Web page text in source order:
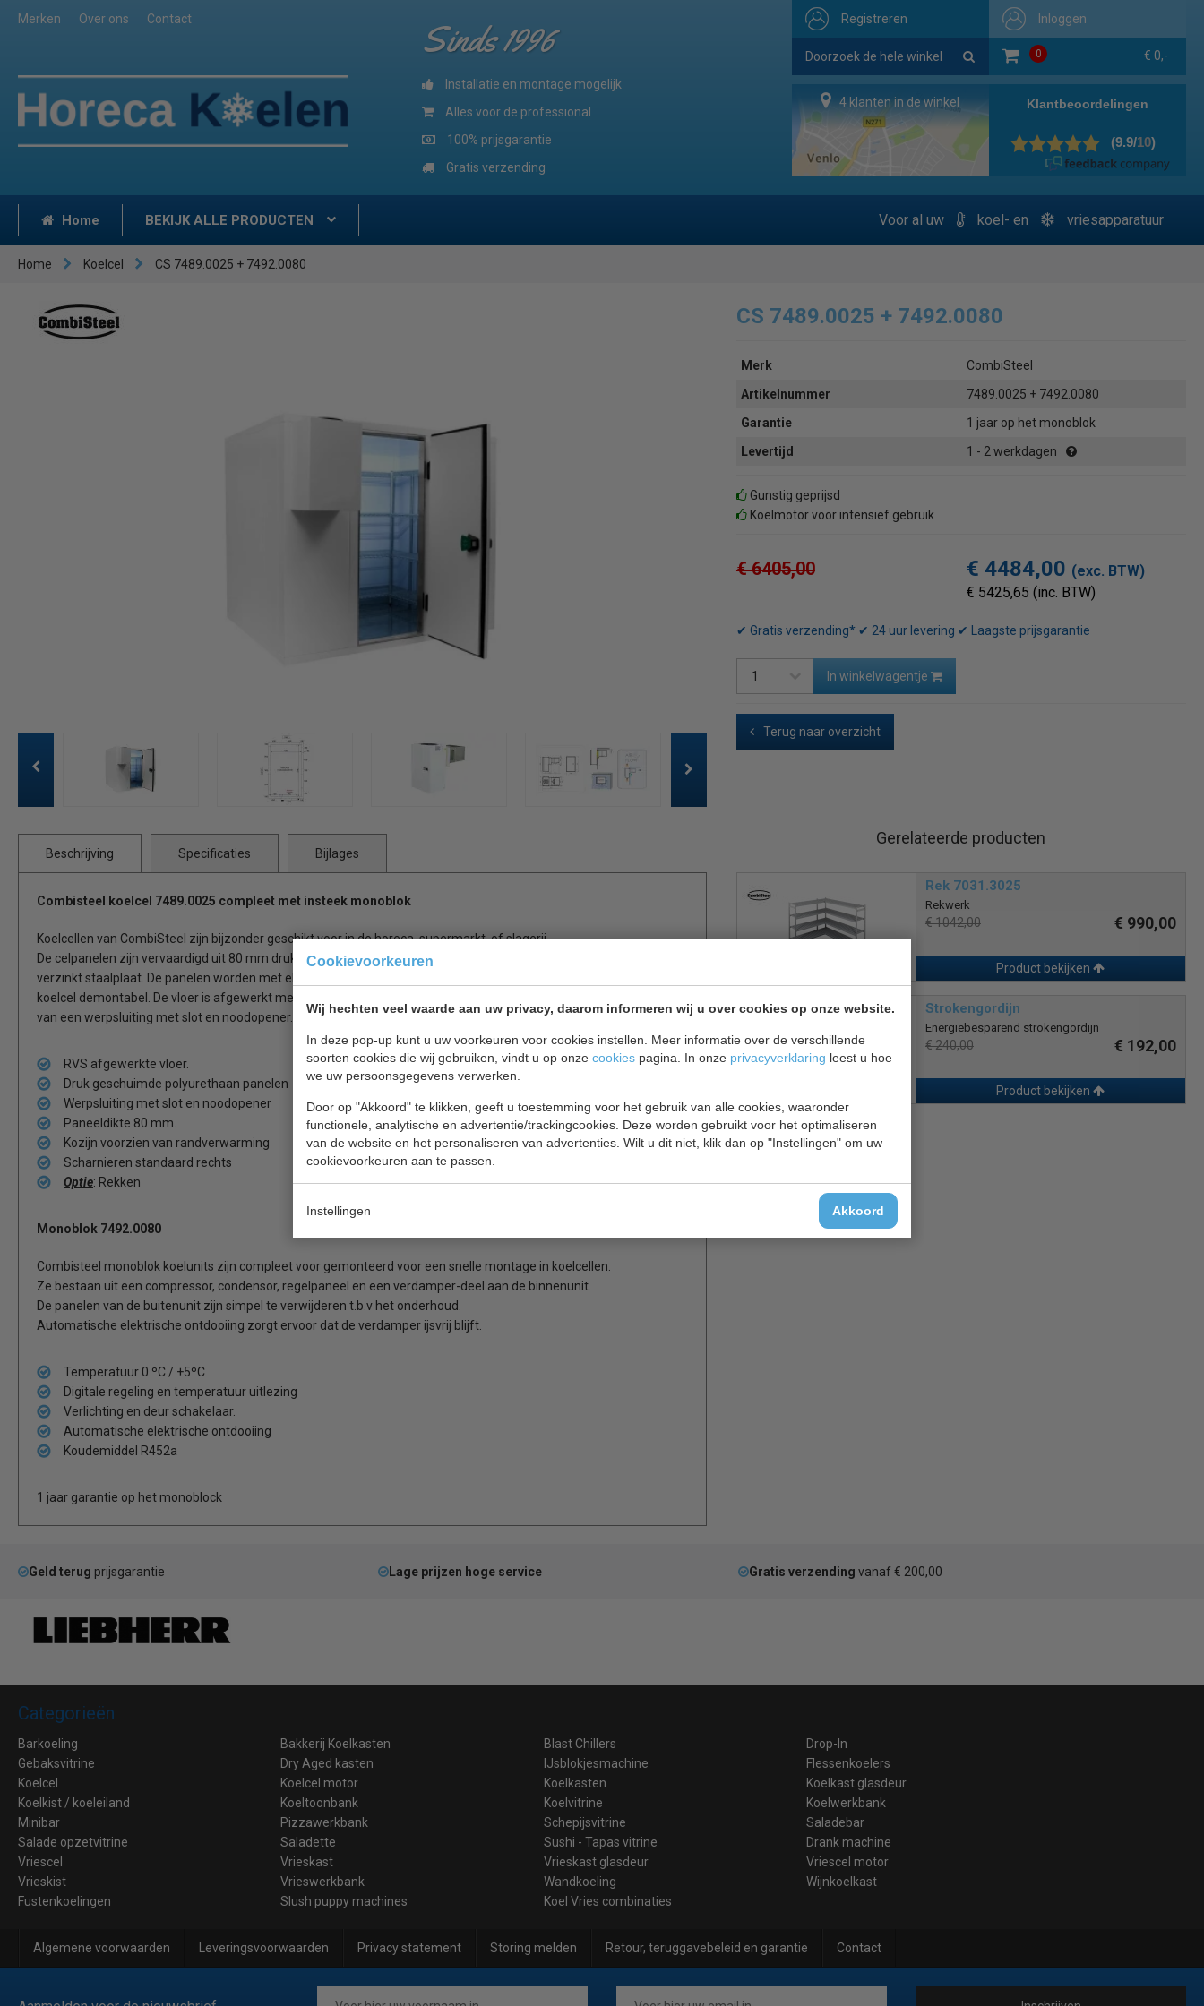
Cookievoorkeuren
Wij hechten veel waarde aan uw privacy, daarom informeren wij u over cookies op onze website.
In deze pop-up kunt u uw voorkeuren voor cookies instellen. Meer informatie over de verschillende
soorten cookies die wij gebruiken, vindt u op onze cookies pagina. In onze privacyverklaring leest u hoe
we uw persoonsgegevens verwerken.
Door op "Akkoord" te klikken, geeft u toestemming voor het gebruik van alle cookies, waaronder
functionele, analytische en advertentie/trackingcookies. Deze worden gebruikt voor het optimaliseren
van de website en het personaliseren van advertenties. Wilt u dit niet, klik dan op "Instellingen" om uw
cookievoorkeuren aan te passen.
Instellingen Akkoord
Merken Over ons Contact Inloggen
0 € 0,-
Registreren
Sinds 1996
Installatie en montage mogelijk
Alles voor de professional
100% prijsgarantie
Gratis verzending
4 klanten in de winkel
Home BEKIJK ALLE PRODUCTEN Voor al uw koel- en vriesapparatuur
Home Koelcel CS 7489.0025 + 7492.0080
CS 7489.0025 + 7492.0080
Merk
CombiSteel
Artikelnummer
7489.0025 + 7492.0080
Garantie
1 jaar op het monoblok
Levertijd
1 - 2 werkdagen
Gunstig geprijsd
Koelmotor voor intensief gebruik
€ 6405,00 € 4484,00 (exc. BTW)
€ 5425,65 (inc. BTW)
✔ Gratis verzending* ✔ 24 uur levering ✔ Laagste prijsgarantie
In winkelwagentje
Terug naar overzicht
Beschrijving Specificaties Bijlages
Combisteel koelcel 7489.0025 compleet met insteek monoblok
Koelcellen van CombiSteel zijn bijzonder geschikt voor in de horeca, supermarkt, of slagerij.
De celpanelen zijn vervaardigd uit 80 mm druk geschuimd polyurethaan, aan beide zijden bekleed met wit gecoat
verzinkt staalplaat. De panelen worden met elkaar verbonden door een degelijk haaksysteem, hierdoor blijft de
koelcel demontabel. De vloer is afgewerkt met RVS (AISI 430). De ruime draaideur is 700 mm breed en is voorzien
van een werpsluiting met slot en noodopener.
RVS afgewerkte vloer.
Druk geschuimde polyurethaan panelen
Werpsluiting met slot en noodopener
Paneeldikte 80 mm.
Kozijn voorzien van randverwarming
Scharnieren standaard rechts
Optie: Rekken
Monoblok 7492.0080
Combisteel monoblok koelunits zijn compleet voor gemonteerd voor een snelle montage in koelcellen.
Ze bestaan uit een compressor, condensor, regelpaneel en een verdamper-deel aan de binnenunit.
De panelen van de buitenunit zijn simpel te verwijderen t.b.v het onderhoud.
Automatische elektrische ontdooiing zorgt ervoor dat de verdamper ijsvrij blijft.
Temperatuur 0 ºC / +5ºC
Digitale regeling en temperatuur uitlezing
Verlichting en deur schakelaar.
Automatische elektrische ontdooiing
Koudemiddel R452a
1 jaar garantie op het monoblock
Gerelateerde producten
Rek 7031.3025
Rekwerk
€ 1042,00 € 990,00
Product bekijken
Strokengordijn
Energiebesparend strokengordijn
€ 240,00 € 192,00
Product bekijken
Geld terug prijsgarantie Lage prijzen hoge service Gratis verzending vanaf € 200,00
Categorieën
Barkoeling Bakkerij Koelkasten Blast Chillers
Drop-In
Gebaksvitrine
Dry Aged kasten IJsblokjesmachine
Flessenkoelers
Koelcel
Koelcel motor Koelkasten
Koelkast glasdeur
Koelkist / koeleiland
Koeltoonbank Koelvitrine
Koelwerkbank
Minibar
Pizzawerkbank Schepijsvitrine
Saladebar
Salade opzetvitrine
Saladette Sushi - Tapas vitrine
Drank machine
Vriescel
Vrieskast Vrieskast glasdeur
Vriescel motor
Vrieskist
Vrieswerkbank Wandkoeling
Wijnkoelkast
Fustenkoelingen
Slush puppy machines Koel Vries combinaties
Algemene voorwaarden Leveringsvoorwaarden Privacy statement Storing melden Retour, teruggavebeleid en garantie Contact